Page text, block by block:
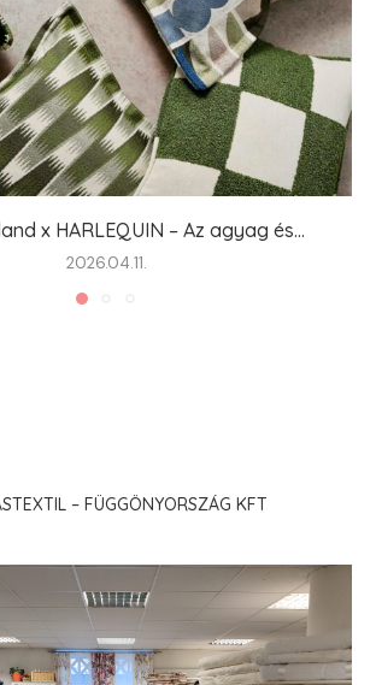
x HARLEQUIN – Az agyag és...
2026.04.11.
– FÜGGÖNYORSZÁG KFT